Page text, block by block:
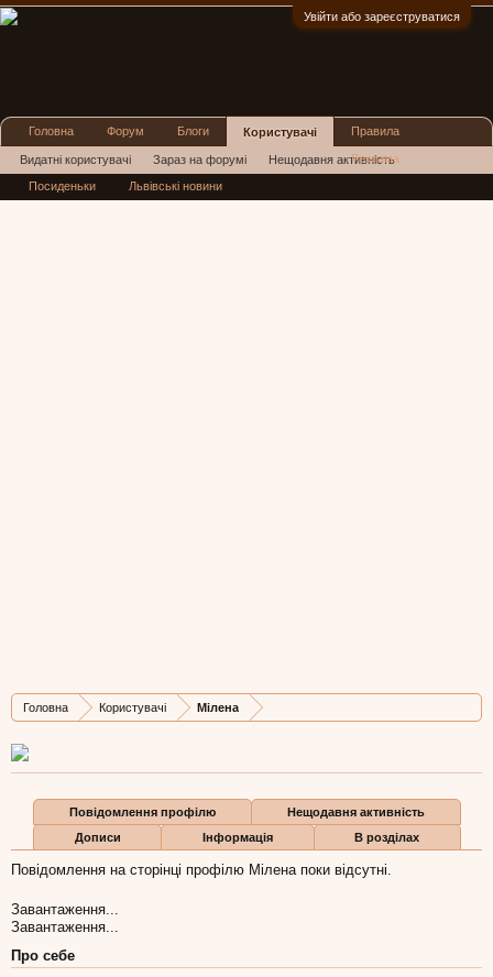
Увійти або зареєструватися
Головна Користувачі Мілена
Дописів
3.067
Карма
99
Бали
48
Повідомлення профілю
Нещодавня активність
Дописи
Інформація В розділах
Повідомлення на сторінці профілю Мілена поки відсутні.
Завантаження...
Завантаження...
Про себе
Головна Форум Блоги Користувачі
Видатні користувачі Зараз на форумі Нещодавня активність
Нові повідомлення профілю
Правила
Реклама
Посиденьки Львівські новини